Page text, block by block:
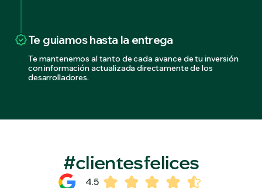
Te guiamos hasta la entrega
Te mantenemos al tanto de cada avance de tu inversión
con información actualizada directamente de los
desarrolladores.
#clientesfelices
4.5